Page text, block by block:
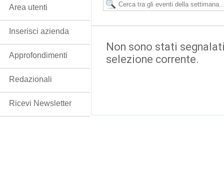
Non sono stati
selezione corrente.
Area utenti
Inserisci azienda
Approfondimenti
Redazionali
Ricevi Newsletter